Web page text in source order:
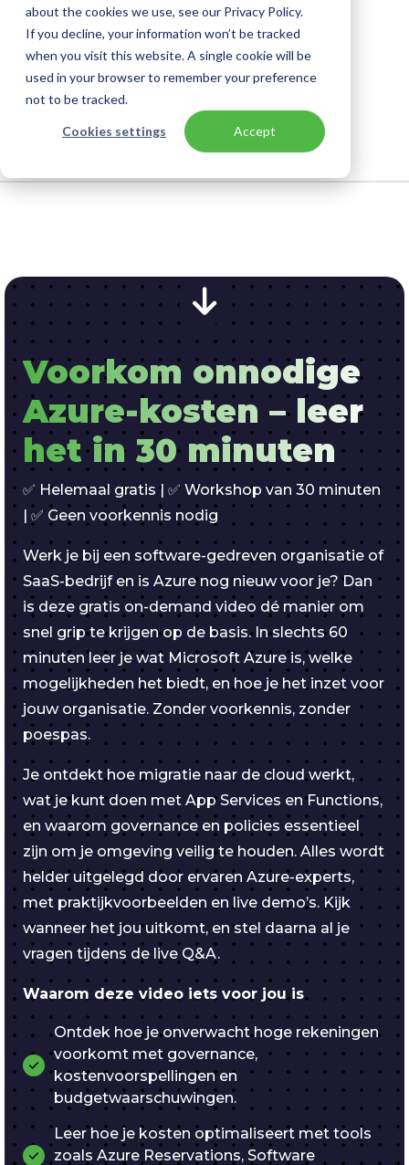
about the cookies we use, see our Privacy Policy.
If you decline, your information won’t be tracked
when you visit this website. A single cookie will be
used in your browser to remember your preference
not to be tracked.
Cookies settings Accept
HOME
Voorkom onnodige
Azure-kosten – leer
het in 30 minuten
✅ Helemaal gratis | ✅ Workshop van 30 minuten
| ✅ Geen voorkennis nodig
Werk je bij een software-gedreven organisatie of
SaaS-bedrijf en is Azure nog nieuw voor je? Dan
is deze gratis on-demand video dé manier om
snel grip te krijgen op de basis. In slechts 60
minuten leer je wat Microsoft Azure is, welke
mogelijkheden het biedt, en hoe je het inzet voor
jouw organisatie. Zonder voorkennis, zonder
poespas.
Je ontdekt hoe migratie naar de cloud werkt,
wat je kunt doen met App Services en Functions,
en waarom governance en policies essentieel
zijn om je omgeving veilig te houden. Alles wordt
helder uitgelegd door ervaren Azure-experts,
met praktijkvoorbeelden en live demo’s. Kijk
wanneer het jou uitkomt, en stel daarna al je
vragen tijdens de live Q&A.
Waarom deze video iets voor jou is
Ontdek hoe je onverwacht hoge rekeningen
voorkomt met governance,
kostenvoorspellingen en
budgetwaarschuwingen.
Leer hoe je kosten optimaliseert met tools
zoals Azure Reservations, Software